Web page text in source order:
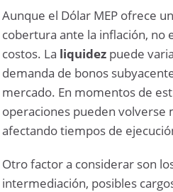
Aunque el Dólar MEP ofrece
cobertura ante la inflación, no
costos. La liquidez puede
demanda de bonos
mercado. En momentos de
operaciones pueden volverse
afectando tiempos de
Otro factor a considerar son
intermediación, posibles